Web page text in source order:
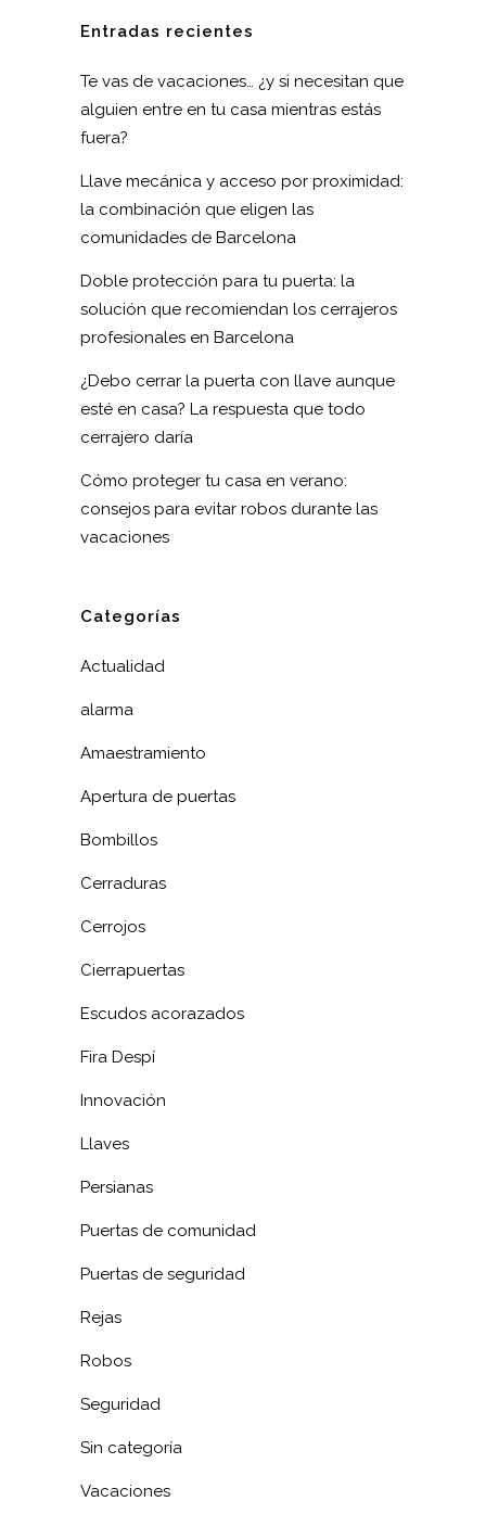
Entradas recientes
Te vas de vacaciones… ¿y si necesitan que
alguien entre en tu casa mientras estás
fuera?
Llave mecánica y acceso por proximidad:
la combinación que eligen las
comunidades de Barcelona
Doble protección para tu puerta: la
solución que recomiendan los cerrajeros
profesionales en Barcelona
¿Debo cerrar la puerta con llave aunque
esté en casa? La respuesta que todo
cerrajero daría
Cómo proteger tu casa en verano:
consejos para evitar robos durante las
vacaciones
Categorías
Actualidad
alarma
Amaestramiento
Apertura de puertas
Bombillos
Cerraduras
Cerrojos
Cierrapuertas
Escudos acorazados
Fira Despí
Innovación
Llaves
Persianas
Puertas de comunidad
Puertas de seguridad
Rejas
Robos
Seguridad
Sin categoría
Vacaciones